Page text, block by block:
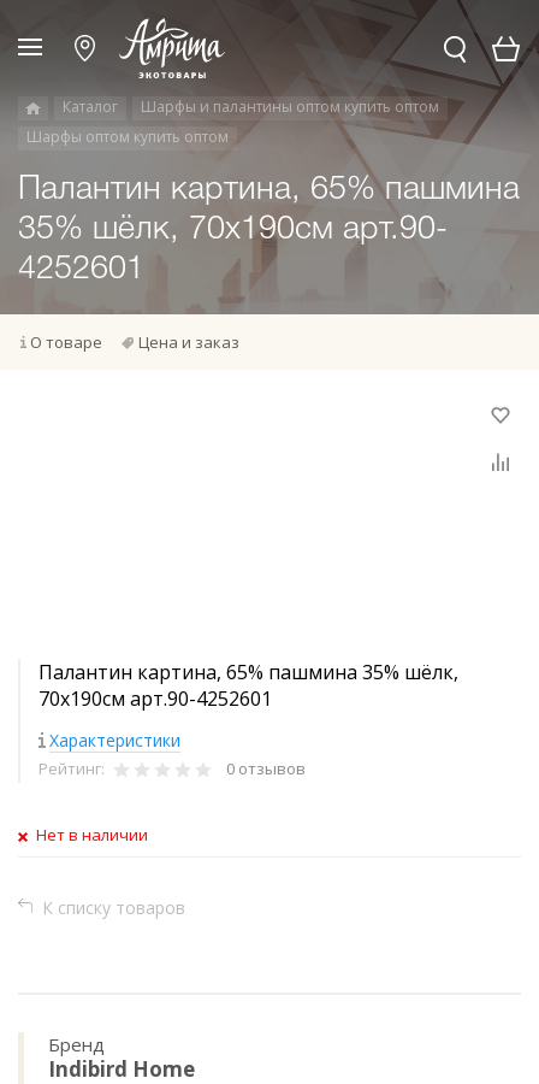
Каталог
Шарфы и палантины оптом купить оптом
Шарфы оптом купить оптом
Палантин картина, 65% пашмина
35% шёлк, 70x190см арт.90-
4252601
О товаре Цена и заказ
Палантин картина, 65% пашмина 35% шёлк,
70x190см арт.90-4252601
Характеристики
Рейтинг: 0 отзывов
Нет в наличии
К списку товаров
Бренд
Indibird Home